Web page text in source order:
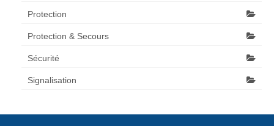
Protection
Protection & Secours
Sécurité
Signalisation